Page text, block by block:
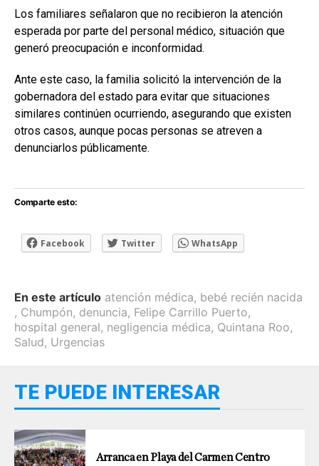
Los familiares señalaron que no recibieron la atención
esperada por parte del personal médico, situación que
generó preocupación e inconformidad.
Ante este caso, la familia solicitó la intervención de la
gobernadora del estado para evitar que situaciones
similares continúen ocurriendo, asegurando que existen
otros casos, aunque pocas personas se atreven a
denunciarlos públicamente.
Comparte esto:
Facebook Twitter WhatsApp
En este artículo atención médica, bebé recién nacida
, Chumpón, denuncia, Felipe Carrillo Puerto,
hospital general, negligencia médica, Quintana Roo,
Salud, Urgencias
TE PUEDE INTERESAR
Arranca en Playa del Carmen Centro